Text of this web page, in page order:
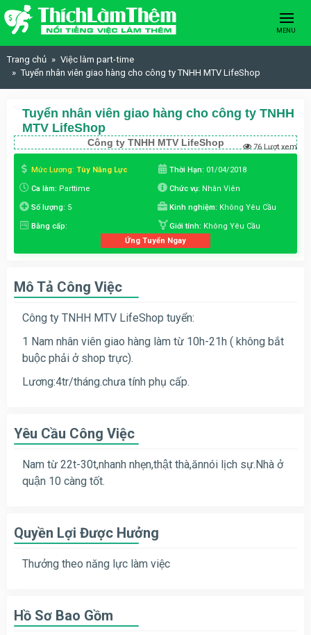
Skip to content
MENU
Trang chủ
Việc làm part-time
Tuyển nhân viên giao hàng cho công ty TNHH MTV LifeShop
Tuyển nhân viên giao hàng cho công ty TNHH
MTV LifeShop
Công ty TNHH MTV LifeShop 76 Lượt xem
Mức Lương: Tùy Năng Lực Thời Hạn: 01/04/2018
Ca làm: Parttime Chức vụ: Nhân Viên
Số lượng: 5 Kinh nghiệm: Không Yêu Cầu
Bằng cấp: Giới tính: Không Yêu Cầu
Ứng Tuyển Ngay
Mô Tả Công Việc
Công ty TNHH MTV LifeShop tuyển:
1 Nam nhân viên giao hàng làm từ 10h-21h ( không bắt
buộc phải ở shop trực).
Lương:4tr/tháng.chưa tính phụ cấp.
Yêu Cầu Công Việc
Nam từ 22t-30t,nhanh nhẹn,thật thà,ănnói lịch sự.Nhà ở
quận 10 càng tốt.
Quyền Lợi Được Hưởng
Thưởng theo năng lực làm việc
Hồ Sơ Bao Gồm